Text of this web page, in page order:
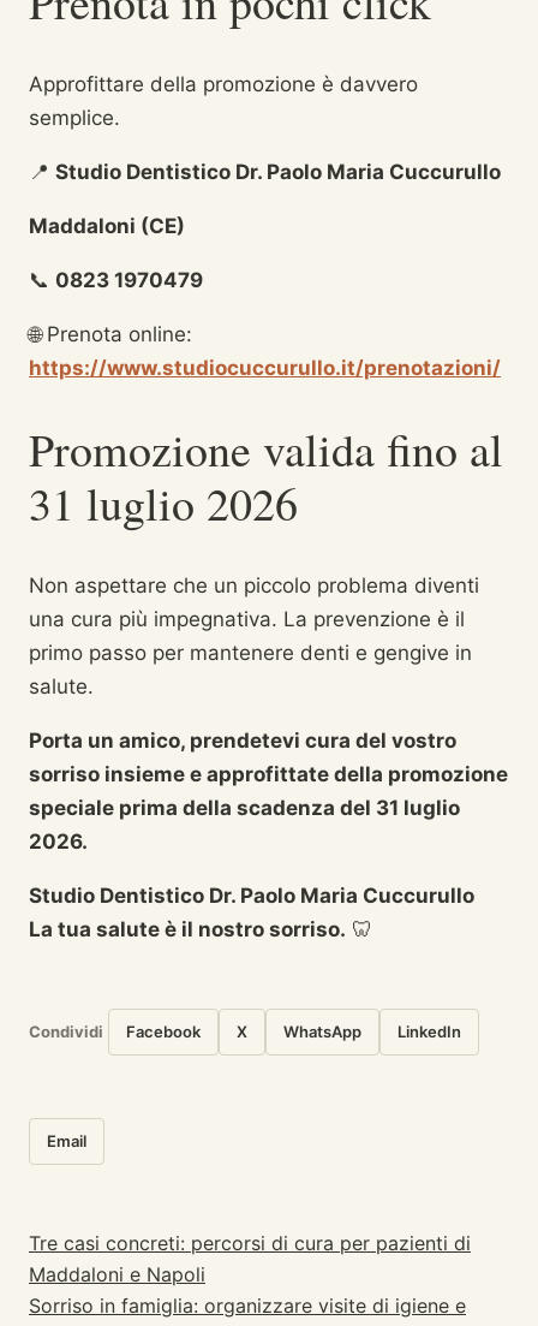
Approfittare della promozione è davvero
semplice.
📍 Studio Dentistico Dr. Paolo Maria Cuccurullo
Maddaloni (CE)
📞 0823 1970479
🌐 Prenota online:
https://www.studiocuccurullo.it/prenotazioni/
Promozione valida fino al
31 luglio 2026
Non aspettare che un piccolo problema diventi
una cura più impegnativa. La prevenzione è il
primo passo per mantenere denti e gengive in
salute.
Porta un amico, prendetevi cura del vostro
sorriso insieme e approfittate della promozione
speciale prima della scadenza del 31 luglio
2026.
Studio Dentistico Dr. Paolo Maria Cuccurullo
La tua salute è il nostro sorriso. 🦷
Condividi Facebook X WhatsApp LinkedIn
Email
Navigazione articoli
Tre casi concreti: percorsi di cura per pazienti di
Maddaloni e Napoli
Sorriso in famiglia: organizzare visite di igiene e